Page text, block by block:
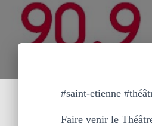
#saint-etienne
Faire venir le